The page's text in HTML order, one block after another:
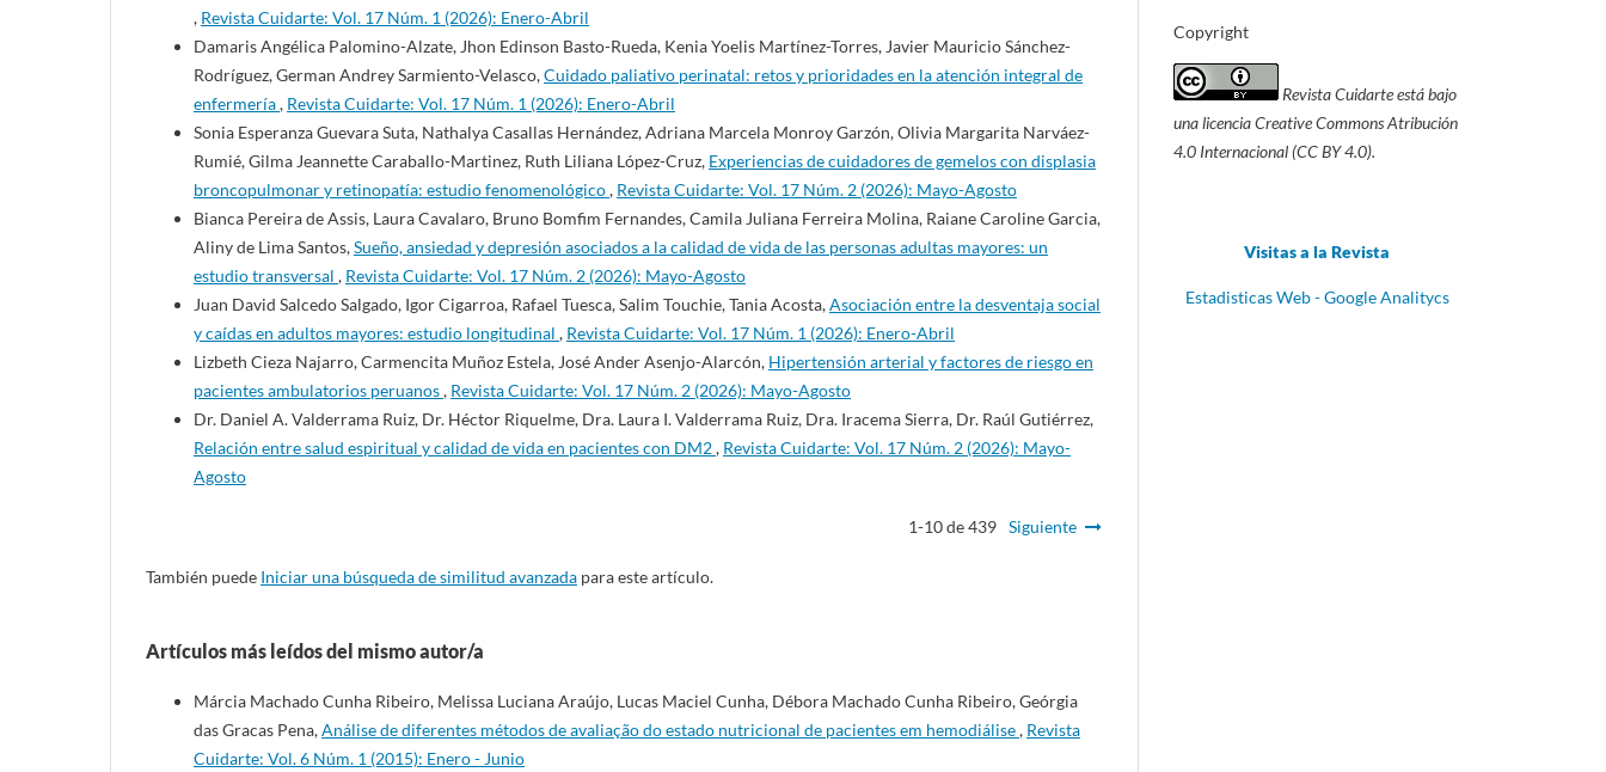
, Revista Cuidarte: Vol. 17 Núm. 1 (2026): Enero-Abril
Damaris Angélica Palomino-Alzate, Jhon Edinson Basto-Rueda, Kenia Yoelis Martínez-Torres, Javier Mauricio Sánchez-
Rodríguez, German Andrey Sarmiento-Velasco,Cuidado paliativo perinatal: retos y prioridades en la atención integral de
enfermería, Revista Cuidarte: Vol. 17 Núm. 1 (2026): Enero-Abril
Sonia Esperanza Guevara Suta, Nathalya Casallas Hernández, Adriana Marcela Monroy Garzón, Olivia Margarita Narváez-
Rumié, Gilma Jeannette Caraballo-Martinez, Ruth Liliana López-Cruz, Experiencias de cuidadores de gemelos con displasia
broncopulmonar y retinopatía: estudio fenomenológico, Revista Cuidarte: Vol. 17 Núm. 2 (2026): Mayo-Agosto
Bianca Pereira de Assis, Laura Cavalaro, Bruno Bomfim Fernandes, Camila Juliana Ferreira Molina, Raiane Caroline Garcia,
Aliny de Lima Santos,Sueño, ansiedad y depresión asociados a la calidad de vida de las personas adultas mayores: un
estudio transversal , Revista Cuidarte: Vol. 17 Núm. 2 (2026): Mayo-Agosto
Juan David Salcedo Salgado, Igor Cigarroa, Rafael Tuesca, Salim Touchie, Tania Acosta,Asociación entre la desventaja social
y caídas en adultos mayores: estudio longitudinal , Revista Cuidarte: Vol. 17 Núm. 1 (2026): Enero-Abril
Lizbeth Cieza Najarro, Carmencita Muñoz Estela, José Ander Asenjo-Alarcón, Hipertensión arterial y factores de riesgo en
pacientes ambulatorios peruanos, Revista Cuidarte: Vol. 17 Núm. 2 (2026): Mayo-Agosto
Dr. Daniel A. Valderrama Ruiz, Dr. Héctor Riquelme, Dra. Laura I. Valderrama Ruiz, Dra. Iracema Sierra, Dr. Raúl Gutiérrez,
Relación entre salud espiritual y calidad de vida en pacientes con DM2, Revista Cuidarte: Vol. 17 Núm. 2 (2026): Mayo-
Agosto
1-10 de 439 Siguiente
También puede Iniciar una búsqueda de similitud avanzada para este artículo.
Artículos más leídos del mismo autor/a
Márcia Machado Cunha Ribeiro, Melissa Luciana Araújo, Lucas Maciel Cunha, Débora Machado Cunha Ribeiro, Geórgia
das Gracas Pena,Análise de diferentes métodos de avaliação do estado nutricional de pacientes em hemodiálise, Revista
Cuidarte: Vol. 6 Núm. 1 (2015): Enero - Junio
Copyright
Revista Cuidarte está bajo
una licencia Creative Commons Atribución
4.0 Internacional (CC BY 4.0).
Visitas a la Revista
Estadisticas Web - Google Analitycs